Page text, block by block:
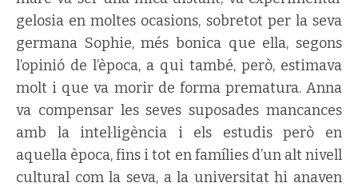
gelosia en moltes ocasions, sobretot per la seva
germana Sophie, més bonica que ella, segons
l’opinió de l’època, a qui també, però, estimava
molt i que va morir de forma prematura. Anna
va compensar les seves suposades mancances
amb la intel·ligència i els estudis però en
aquella època, fins i tot en famílies d’un alt nivell
cultural com la seva, a la universitat hi anaven